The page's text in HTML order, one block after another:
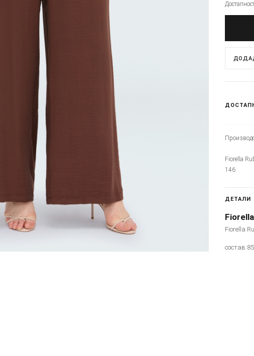
Fiorella
146
ДЕТАЛИ
Fiorella